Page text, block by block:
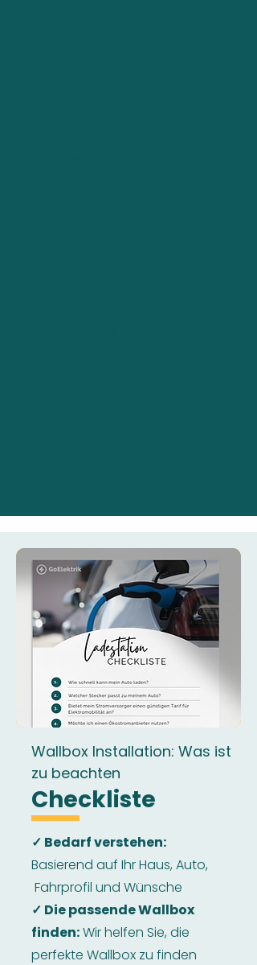
Wallbox Installation: Was ist
zu beachten
Checkliste
✓ Bedarf verstehen:
Basierend auf Ihr Haus, Auto,
Fahrprofil und Wünsche
✓ Die passende Wallbox
finden:Wir helfen Sie, die
perfekte Wallbox zu finden